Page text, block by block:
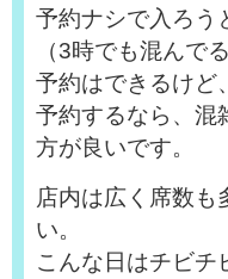
予約ナシで入ろう
（3時でも混んで
予約はできるけ
予約するなら、混
方が良いです。
店内は広く席数も
い。
こんな日はチビチ